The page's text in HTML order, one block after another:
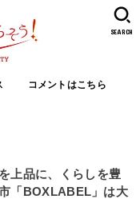
コメントはこちら
SEARCH
上品に、くらしを豊
「BOXLABEL」は大